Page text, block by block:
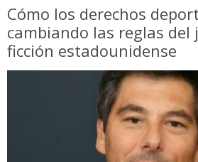
Cómo los derechos
cambiando las reglas del
ficción estadounidense